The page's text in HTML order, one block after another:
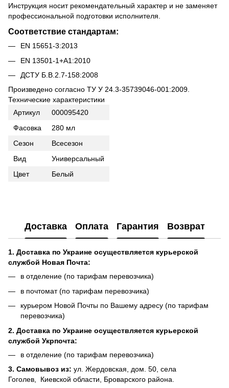
Инструкция носит рекомендательный характер и не заменяет
профессиональной подготовки исполнителя.
Соответствие стандартам:
EN 15651-3:2013
EN 13501-1+A1:2010
ДСТУ Б.В.2.7-158:2008
Произведено согласно ТУ У 24.3-35739046-001:2009.
Технические характеристики
Артикул
000095420
Фасовка
280 мл
Сезон
Всесезон
Вид
Универсальный
Цвет
Белый
Доставка Оплата Гарантия Возврат
1. Доставка по Украине осуществляется курьерской
службой Новая Почта:
в отделение (по тарифам перевозчика)
в почтомат (по тарифам перевозчика)
курьером Новой Почты по Вашему адресу (по тарифам
перевозчика)
2. Доставка по Украине осуществляется курьерской
службой Укрпочта:
в отделение (по тарифам перевозчика)
3. Самовывоз из: ул. Жердовская, дом. 50, села
Гоголев, Киевской области, Броварского района.